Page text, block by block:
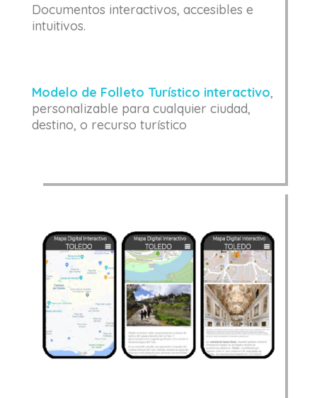
Documentos interactivos, accesibles e
intuitivos.
Modelo de Folleto Turístico interactivo,
personalizable para cualquier ciudad,
destino, o recurso turístico